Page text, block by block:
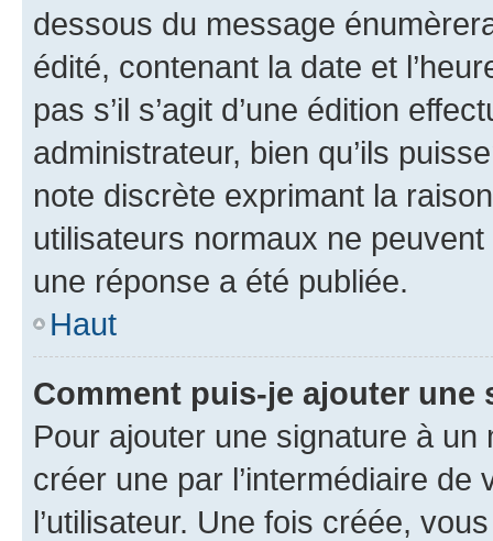
dessous du message
édité, contenant la date et
pas s’il s’agit d’une édition
administrateur, bien qu’ils
note discrète exprimant la
utilisateurs normaux ne
une réponse a été publiée.
Haut
Comment puis-je ajouter une
Pour ajouter une signature à un
créer une par l’intermédiaire
l’utilisateur. Une fois créée,